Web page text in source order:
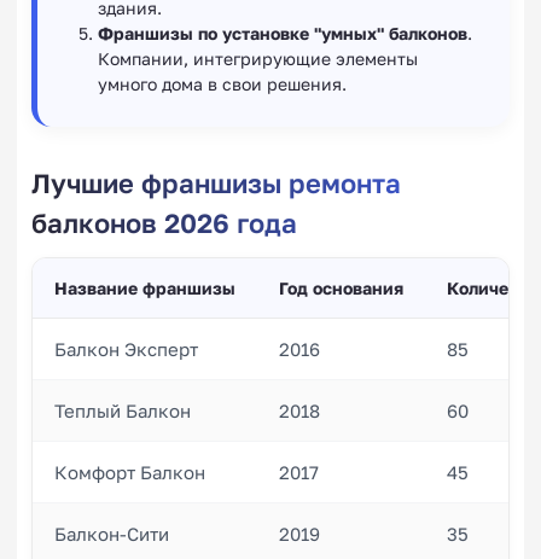
здания.
Франшизы по установке "умных" балконов.
Компании, интегрирующие элементы
умного дома в свои решения.
Лучшие франшизы ремонта
балконов 2026 года
Название франшизы Год основания
Балкон Эксперт 2016 85
Теплый Балкон 2018 60
Комфорт Балкон 2017 45
Балкон-Сити 2019 35